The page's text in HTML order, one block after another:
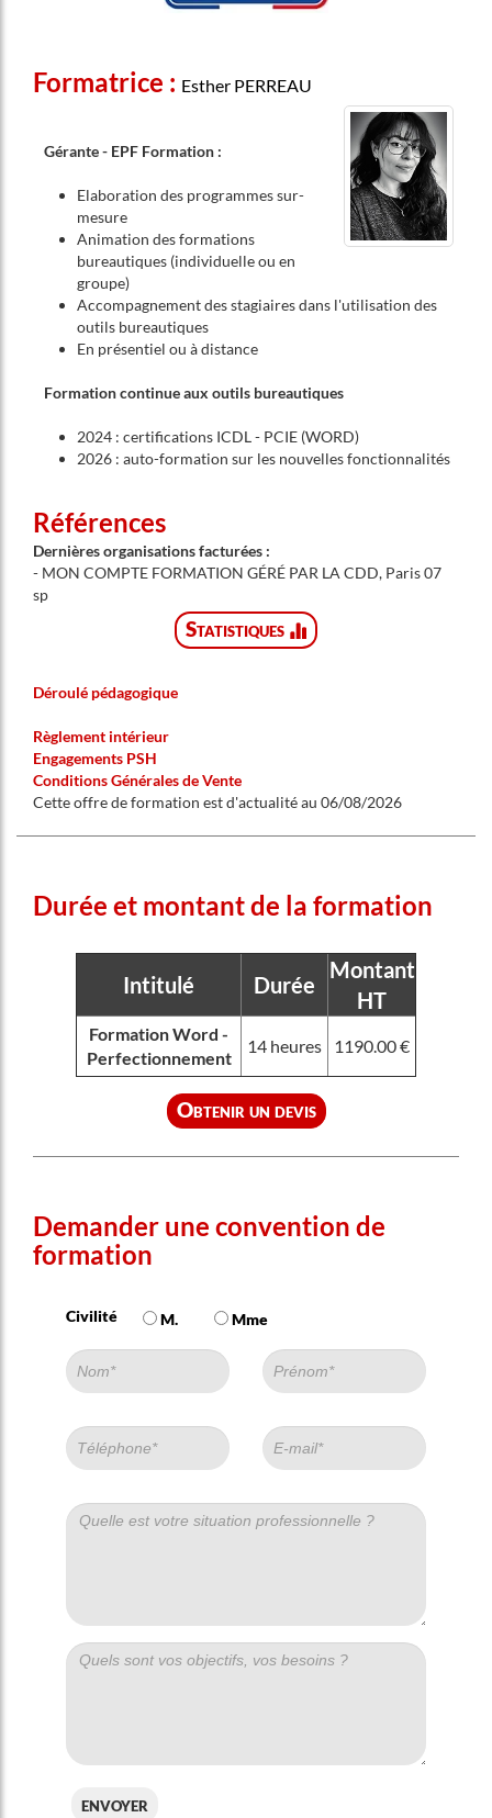
Formatrice : Esther PERREAU
Gérante - EPF Formation :
Elaboration des programmes sur-
mesure
Animation des formations
bureautiques (individuelle ou en
groupe)
Accompagnement des stagiaires dans l'utilisation des
outils bureautiques
En présentiel ou à distance
Formation continue aux outils bureautiques
2024 : certifications ICDL - PCIE (WORD)
2026 : auto-formation sur les nouvelles fonctionnalités
Références
Dernières organisations facturées :
- MON COMPTE FORMATION GÉRÉ PAR LA CDD, Paris 07
sp
Statistiques
Déroulé pédagogique
Règlement intérieur
Engagements PSH
Conditions Générales de Vente
Cette offre de formation est d'actualité au 06/08/2026
Durée et montant de la formation
Intitulé Durée
Montant
HT
Formation Word -
Perfectionnement
14 heures 1190.00 €
Obtenir un devis
Demander une convention de
formation
Civilité M. Mme
envoyer